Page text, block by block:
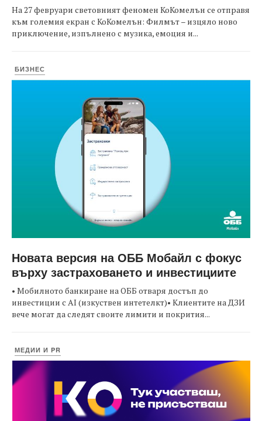
На 27 февруари световният феномен КоКомелън се отправя
към големия екран с КоКомелън: Филмът – изцяло ново
приключение, изпълнено с музика, емоция и...
БИЗНЕС
Новата версия на ОББ Мобайл с фокус
върху застраховането и инвестициите
• Мобилното банкиране на ОББ отваря достъп до
инвестиции с AI (изкуствен интетелкт)• Клиентите на ДЗИ
вече могат да следят своите лимити и покрития...
МЕДИИ И PR